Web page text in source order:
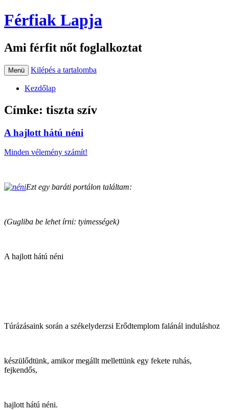
Férfiak Lapja
Ami férfit nőt foglalkoztat
Menü Kilépés a tartalomba
Kezdőlap
Címke: tiszta szív
A hajlott hátú néni
Minden vélemény számít!
Ezt egy baráti portálon találtam:
(Gugliba be lehet írni: tyimességek)
A hajlott hátú néni
Túrázásaink során a székelyderzsi Erődtemplom falánál induláshoz
készülődtünk, amikor megállt mellettünk egy fekete ruhás,
fejkendős,
hajlott hátú néni.